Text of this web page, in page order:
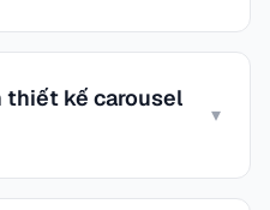
thiết kế carousel
▾